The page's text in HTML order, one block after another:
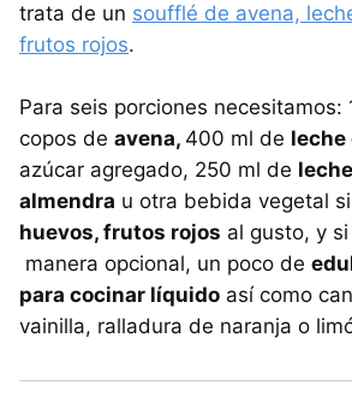
trata de un soufflé de avena,
frutos rojos.
Para seis porciones necesitamos:
copos de avena, 400 ml de leche
azúcar agregado, 250 ml de
almendra u otra bebida vegetal
huevos, frutos rojos al gusto, y
manera opcional, un poco de
para cocinar líquido así como
vainilla, ralladura de naranja o